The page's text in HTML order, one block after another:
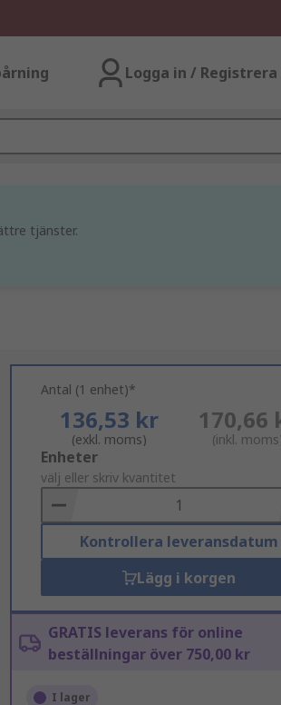
Logga in / Registrera
tjänster.
Antal (1 enhet)*
136,53 kr
(exkl. moms)
170,66
(inkl.
Add
to
Basket
Enheter
välj eller skriv kvantitet
Kontrollera leveransdatum
Lägg i korgen
GRATIS leverans för online
beställningar över 750,00 kr
I lager